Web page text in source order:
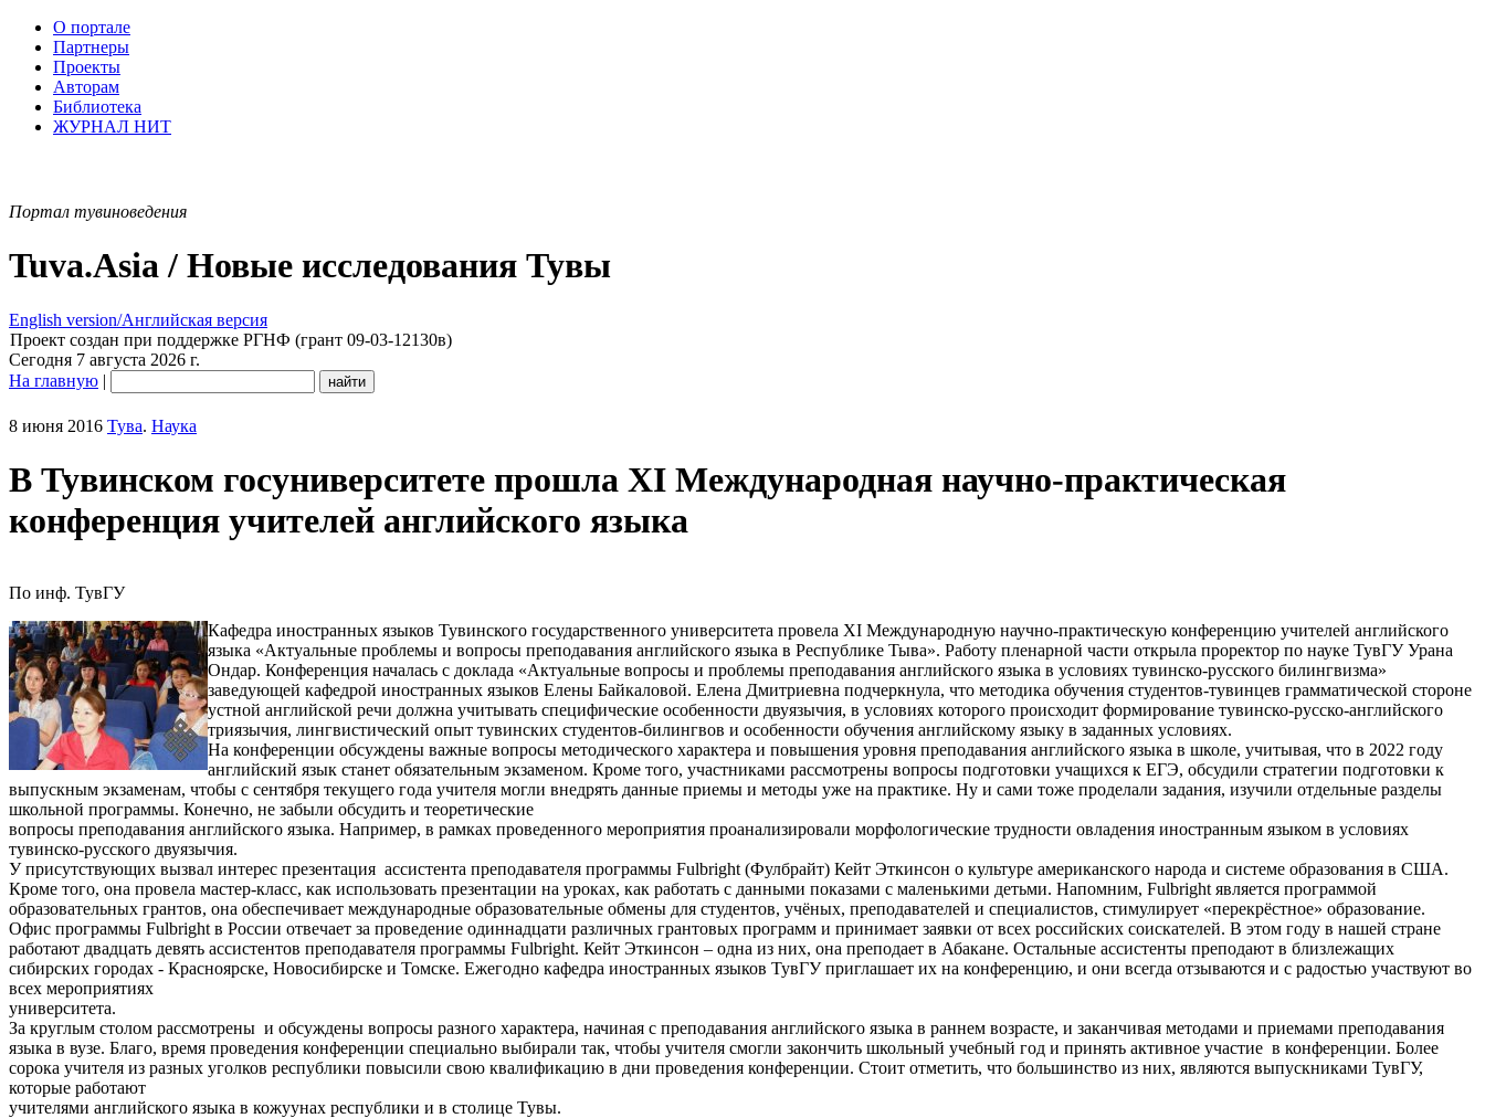
О портале
Партнеры
Проекты
Авторам
Библиотека
ЖУРНАЛ НИТ
Портал тувиноведения
Tuva.Asia / Новые исследования Тувы
English version/Английская версия
Проект создан при поддержке РГНФ (грант 09-03-12130в)
Сегодня 7 августа 2026 г.
На главную |
8 июня 2016 Тува. Наука
В Тувинском госуниверситете прошла XI Международная научно-практическая
конференция учителей английского языка
По инф. ТувГУ
Кафедра иностранных языков Тувинского государственного университета провела XI Международную научно-практическую конференцию учителей английского
языка «Актуальные проблемы и вопросы преподавания английского языка в Республике Тыва». Работу пленарной части открыла проректор по науке ТувГУ Урана
Ондар. Конференция началась с доклада «Актуальные вопросы и проблемы преподавания английского языка в условиях тувинско-русского билингвизма»
заведующей кафедрой иностранных языков Елены Байкаловой. Елена Дмитриевна подчеркнула, что методика обучения студентов-тувинцев грамматической стороне
устной английской речи должна учитывать специфические особенности двуязычия, в условиях которого происходит формирование тувинско-русско-английского
триязычия, лингвистический опыт тувинских студентов-билингвов и особенности обучения английскому языку в заданных условиях.
На конференции обсуждены важные вопросы методического характера и повышения уровня преподавания английского языка в школе, учитывая, что в 2022 году
английский язык станет обязательным экзаменом. Кроме того, участниками рассмотрены вопросы подготовки учащихся к ЕГЭ, обсудили стратегии подготовки к
выпускным экзаменам, чтобы с сентября текущего года учителя могли внедрять данные приемы и методы уже на практике. Ну и сами тоже проделали задания, изучили отдельные разделы
школьной программы. Конечно, не забыли обсудить и теоретические
вопросы преподавания английского языка. Например, в рамках проведенного мероприятия проанализировали морфологические трудности овладения иностранным языком в условиях
тувинско-русского двуязычия.
У присутствующих вызвал интерес презентация ассистента преподавателя программы Fulbright (Фулбрайт) Кейт Эткинсон о культуре американского народа и системе образования в США.
Кроме того, она провела мастер-класс, как использовать презентации на уроках, как работать с данными показами с маленькими детьми. Напомним, Fulbright является программой
образовательных грантов, она обеспечивает международные образовательные обмены для студентов, учёных, преподавателей и специалистов, стимулирует «перекрёстное» образование.
Офис программы Fulbright в России отвечает за проведение одиннадцати различных грантовых программ и принимает заявки от всех российских соискателей. В этом году в нашей стране
работают двадцать девять ассистентов преподавателя программы Fulbright. Кейт Эткинсон – одна из них, она преподает в Абакане. Остальные ассистенты преподают в близлежащих
сибирских городах - Красноярске, Новосибирске и Томске. Ежегодно кафедра иностранных языков ТувГУ приглашает их на конференцию, и они всегда отзываются и с радостью участвуют во
всех мероприятиях
университета.
За круглым столом рассмотрены и обсуждены вопросы разного характера, начиная с преподавания английского языка в раннем возрасте, и заканчивая методами и приемами преподавания
языка в вузе. Благо, время проведения конференции специально выбирали так, чтобы учителя смогли закончить школьный учебный год и принять активное участие в конференции. Более
сорока учителя из разных уголков республики повысили свою квалификацию в дни проведения конференции. Стоит отметить, что большинство из них, являются выпускниками ТувГУ,
которые работают
учителями английского языка в кожуунах республики и в столице Тувы.